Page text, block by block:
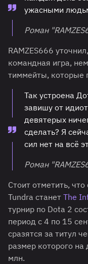
ужасными
Роман
RAMZES666
командная игра,
тиммейты, которые
Так устроена
завишу от
девятерых
сделать? Я
сил нет на всё
Роман
Стоит отметить,
Tundra станет The
турнир по Dota 2
период с 4 по 15
сразятся за титул
размер которого
млн.